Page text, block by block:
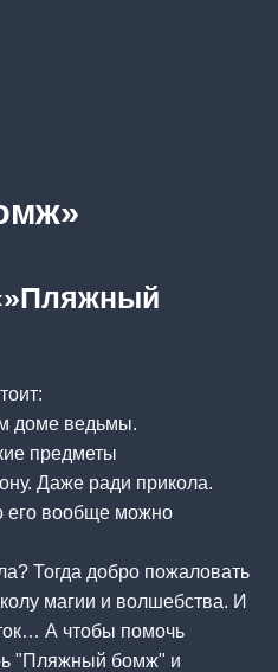
доме ведьмы.
предметы
Даже ради прикола.
его вообще можно
Тогда добро пожаловать
магии и волшебства. И
А чтобы помочь
"Пляжный бомж" и